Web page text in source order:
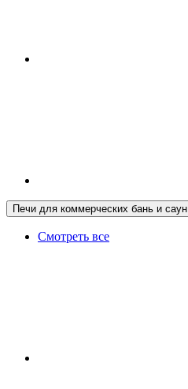
Печи для коммерческих бань и саун
Смотреть все